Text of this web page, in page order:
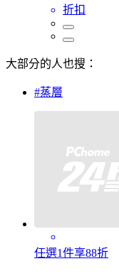
折扣
大部分的人也搜：
#蒸層
任選1件享88折